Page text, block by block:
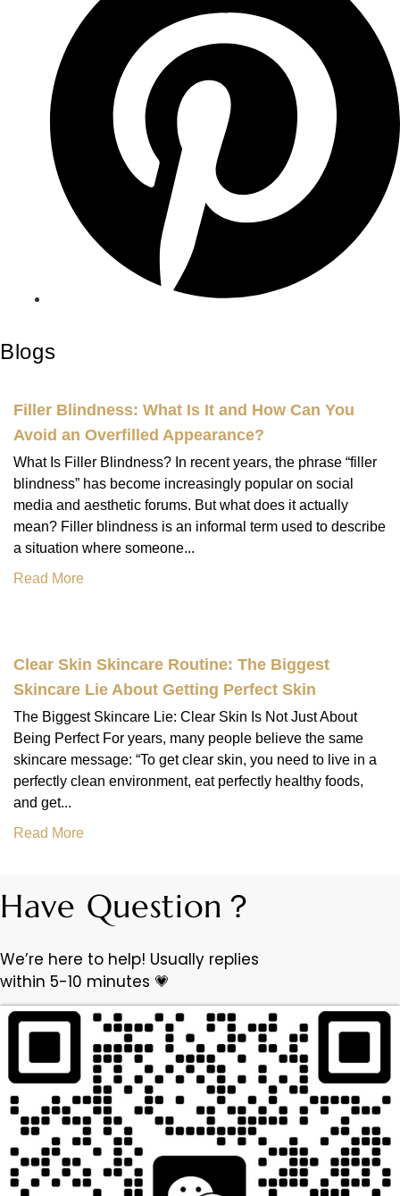
Blogs
Filler Blindness: What Is It and How Can You
Avoid an Overfilled Appearance?
What Is Filler Blindness? In recent years, the phrase “filler
blindness” has become increasingly popular on social
media and aesthetic forums. But what does it actually
mean? Filler blindness is an informal term used to describe
a situation where someone...
Read More
Clear Skin Skincare Routine: The Biggest
Skincare Lie About Getting Perfect Skin
The Biggest Skincare Lie: Clear Skin Is Not Just About
Being Perfect For years, many people believe the same
skincare message: “To get clear skin, you need to live in a
perfectly clean environment, eat perfectly healthy foods,
and get...
Read More
Have Question？
We’re here to help! Usually replies
within 5-10 minutes 💗